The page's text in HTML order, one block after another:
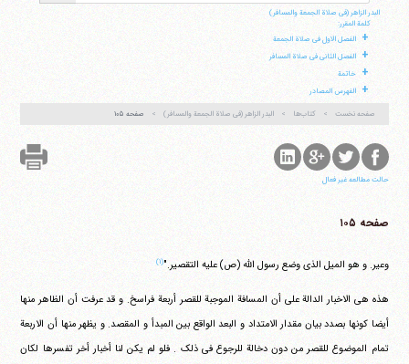
البدر الزاهر (فی صلاة الجمعة والمسافر)
کلمة المقرر:
+ الفصل الاول فی صلاة الجمعة
+ الفصل الثانی فی صلاة المسافر
+ خاتمة
+ الفهرس المصادر
صفحه نخست کتاب‌ها البدر الزاهر (فی صلاة الجمعة والمسافر) صفحه ۱۰۵
حالت مطالعه غیر فعال
صفحه ۱۰۵
وعیر. و هو المیل الذی وضع رسول الله (ص) علیه التقصیر."(۱)
هذه هی الاخبار الدالة علی أن المسافة الموجبة للقصر أربعة فراسخ. و قد عرفت أن الظاهر منها
أیضا کونها بصدد بیان مقدار الامتداد و البعد الواقع بین المبدأ و المقصد. و یظهر منها أن الاربعة
تمام الموضوع للقصر من دون دخالة للرجوع فی ذلک . فلو لم یکن لنا أخبار أخر تفسرها لکان
ایران،
شماره ٨
فکس37740015-25-98+